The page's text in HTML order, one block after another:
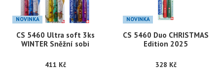
NOVINKA
CS 5460 Ultra soft 3ks
WINTER Sněžní sobi
411 Kč
NOVINKA
CS 5460 Duo CHRISTMAS
Edition 2025
328 Kč